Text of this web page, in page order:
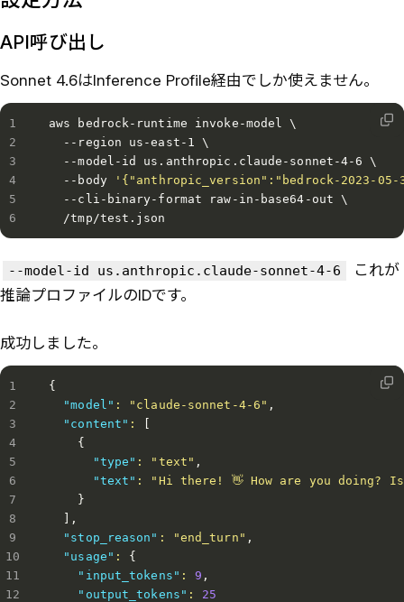
API呼び出し
Sonnet 4.6はInference Profile経由でしか使えません。
aws bedrock-runtime invoke-model \
  --region us-east-1 \
  --model-id us.anthropic.claude-sonnet-4-6 \
  --body
'{"anthropic_version":"bedrock-2023-
  --cli-binary-format raw-in-base64-out \
  /tmp/test.json
--model-id us.anthropic.claude-sonnet-4-6
これが
推論プロファイルのIDです。
成功しました。
{
"model" : "claude-sonnet-4-6" ,
"content" :
{
"type" : "text" ,
"text" :
"Hi there! 👋 How are you doing?
}
,
"stop_reason" : "end_turn" ,
"usage" :
{
"input_tokens" : 9 ,
"output_tokens" :
25